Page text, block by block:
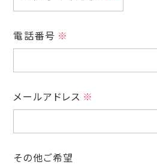
電話番号
メールアドレス
その他ご希望